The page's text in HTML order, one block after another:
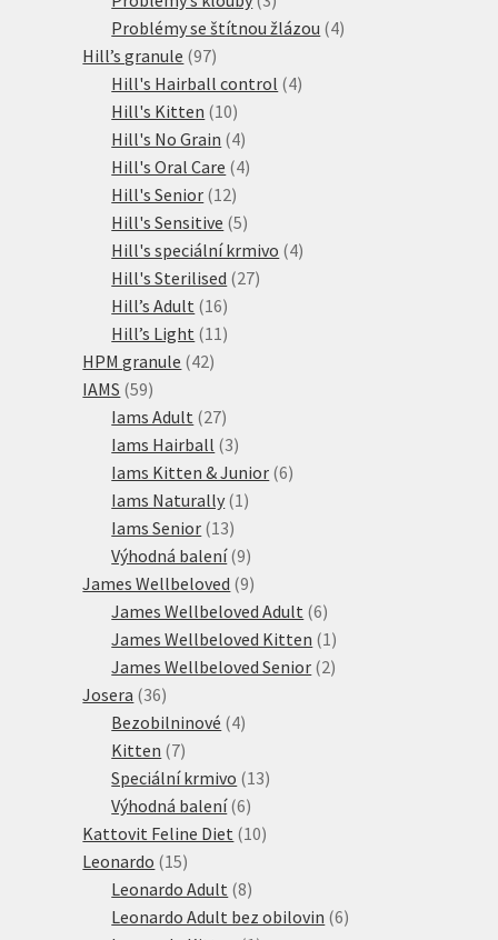
produkty
Problémy se štítnou žlázou 44
Hill’s granule 9797
produktů
Hill's Hairball control 44
Hill's Kitten 1010
produktů
Hill's No Grain 44
produkty
Hill's Oral Care 44
Hill's Senior 1212
produktů
Hill's Sensitive 55
produktů
Hill's speciální krmivo 44
Hill's Sterilised 2727
Hill’s Adult 1616
produktů
Hill’s Light 11 11
HPM granule 4242
IAMS 5959
produktů
Iams Adult 2727
produktů
Iams Hairball 33
produkty
Iams Kitten & Junior 66
Iams Naturally 1 1
Iams Senior 1313
produktů
Výhodná balení 99
produktů
James Wellbeloved 99
produktů
James Wellbeloved Adult 66
produktů
James Wellbeloved Kitten 1 1
produkt
James Wellbeloved Senior 22
Josera 3636
produktů
Bezobilninové 44
Kitten 77
produktů
Speciální krmivo 1313
Výhodná balení 66
produktů
Kattovit Feline Diet 1010
Leonardo 1515
produktů
Leonardo Adult 88
produktů
Leonardo Adult bez obilovin 66